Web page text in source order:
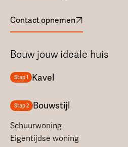
Contact opnemen
Bouw jouw ideale huis
Stap 1 Kavel
Stap 2 Bouwstijl
Schuurwoning
Eigentijdse woning